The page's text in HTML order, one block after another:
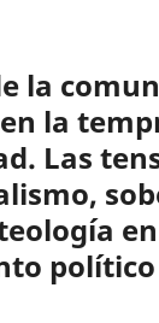
la
la
Las